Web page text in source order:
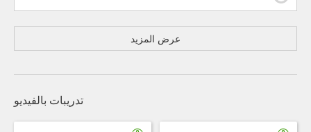
عرض المزيد
تدريبات بالفيديو